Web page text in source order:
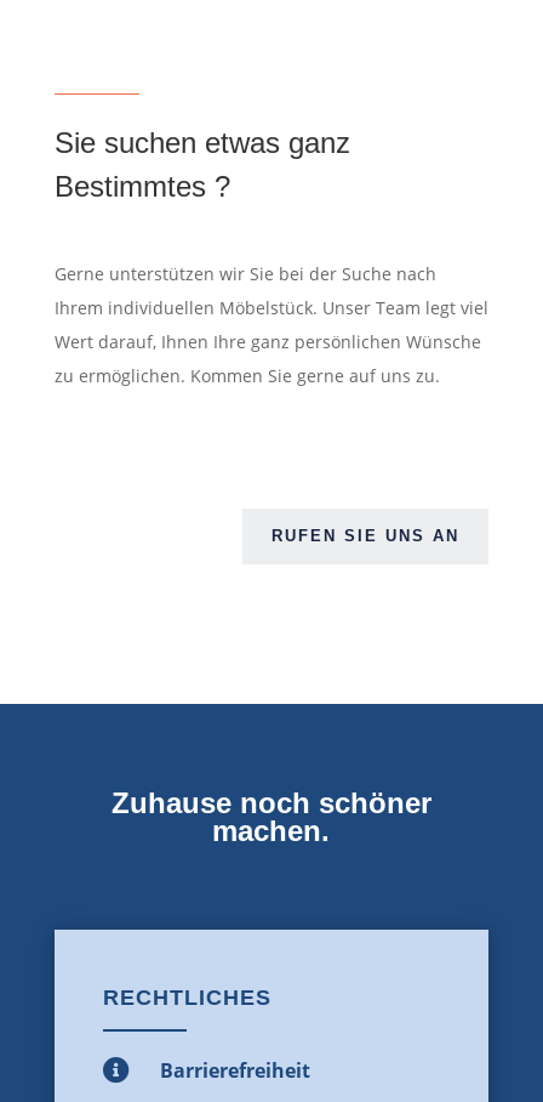
Sie suchen etwas ganz
Bestimmtes ?
Gerne unterstützen wir Sie bei der Suche nach
Ihrem individuellen Möbelstück. Unser Team legt viel
Wert darauf, Ihnen Ihre ganz persönlichen Wünsche
zu ermöglichen. Kommen Sie gerne auf uns zu.
RUFEN SIE UNS AN
Zuhause noch schöner
machen.
RECHTLICHES
 Barrierefreiheit